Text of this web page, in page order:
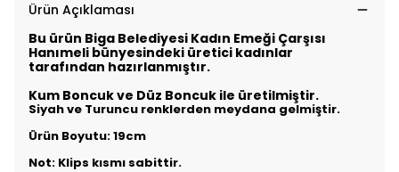
Ürün Açıklaması
Bu ürün Biga Belediyesi Kadın Emeği Çarşısı
Hanımeli bünyesindeki üretici kadınlar
tarafından hazırlanmıştır.
Kum Boncuk ve Düz Boncuk ile üretilmiştir.
Siyah ve Turuncu renklerden meydana gelmiştir.
Ürün Boyutu: 19cm
Not: Klips kısmı sabittir.